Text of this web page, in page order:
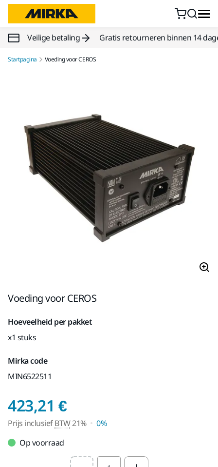
Doorgaan naar inhoud
Veilige betaling Gratis retourneren binnen 14
Startpagina Voeding voor CEROS
Voeding voor CEROS
Hoeveelheid per pakket
x1 stuks
Mirka code
MIN6522511
423,21 €Prijs inclusief BTW
Prijs inclusiefBTW21%
0%
Op voorraad